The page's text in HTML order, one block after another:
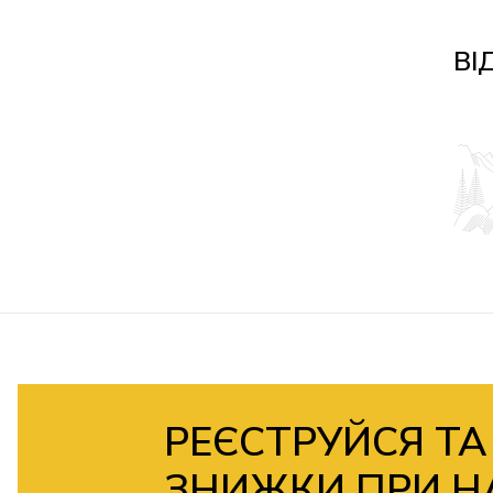
РЕЄСТРУЙСЯ